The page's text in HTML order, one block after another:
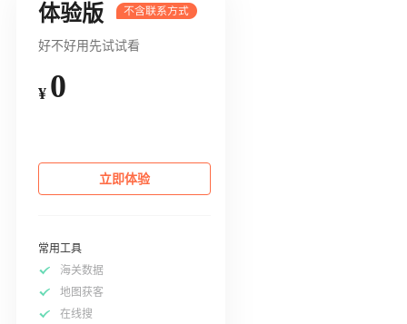
体验版
好不好用先试试看
¥ 0
立即体验
常用工具
海关数据
地图获客
在线搜